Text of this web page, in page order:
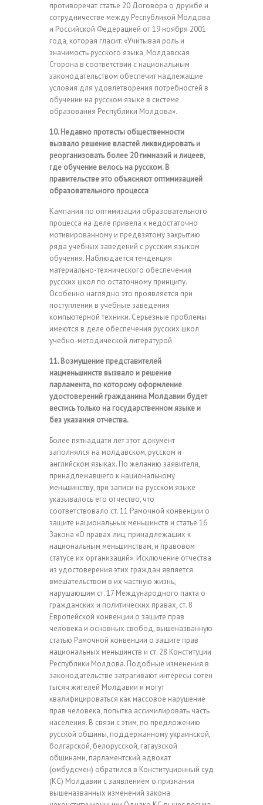
противоречат статье 20 Договора о дружбе и
сотрудничестве между Республикой Молдова
и Российской Федерацией от 19 ноября 2001
года, которая гласит: «Учитывая роль и
значимость русского языка, Молдавская
Сторона в соответствии с национальным
законодательством обеспечит надлежащие
условия для удовлетворения потребностей в
обучении на русском языке в системе
образования Республики Молдова».
10. Недавно протесты общественности
вызвало решение властей ликвидировать и
реорганизовать более 20 гимназий и лицеев,
где обучение велось на русском. В
правительстве это объясняют оптимизацией
образовательного процесса
Кампания по оптимизации образовательного
процесса на деле привела к недостаточно
мотивированному и предвзятому закрытию
ряда учебных заведений с русским языком
обучения. Наблюдается тенденция
материально-технического обеспечения
русских школ по остаточному принципу.
Особенно наглядно это проявляется при
поступлении в учебные заведения
компьютерной техники. Серьезные проблемы
имеются в деле обеспечения русских школ
учебно-методической литературой
11. Возмущение представителей
нацменьшинств вызвало и решение
парламента, по которому оформление
удостоверений гражданина Молдавии будет
вестись только на государственном языке и
без указания отчества.
Более пятнадцати лет этот документ
заполнялся на молдавском, русском и
английском языках. По желанию заявителя,
принадлежавшего к национальному
меньшинству, при записи на русском языке
указывалось его отчество, что
соответствовало ст. 11 Рамочной конвенции о
защите национальных меньшинств и статье 16
Закона «О правах лиц, принадлежащих к
национальным меньшинствам, и правовом
статусе их организаций». Исключение отчества
из удостоверения этих граждан является
вмешательством в их частную жизнь,
нарушающим ст. 17 Международного пакта о
гражданских и политических правах, ст. 8
Европейской конвенции о защите прав
человека и основных свобод, вышеназванную
статью Рамочной конвенции о защите прав
национальных меньшинств и ст. 28 Конституции
Республики Молдова. Подобные изменения в
законодательстве затрагивают интересы сотен
тысяч жителей Молдавии и могут
квалифицироваться как массовое нарушение
прав человека, попытка ассимилировать часть
населения. В связи с этим, по предложению
русской общины, поддержанному украинской,
болгарской, белорусской, гагаузской
общинами, парламентский адвокат
(омбудсмен) обратился в Конституционный суд
(КС) Молдавии с заявлением о признании
вышеназванных изменений закона